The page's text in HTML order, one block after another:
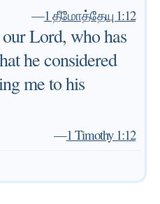
—1 தீமோத்தேயு 1:12
Lord, who has
he considered
me to his
—1 Timothy 1:12